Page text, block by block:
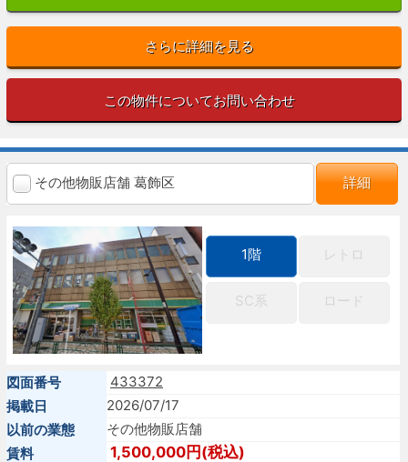
さらに詳細を見る
この物件についてお問い合わせ
その他物販店舗 葛飾区 詳細
1階 レトロ
SC系 ロード
図面番号
433372
掲載日
2026/07/17
以前の業態
その他物販店舗
賃料
1,500,000円(税込)